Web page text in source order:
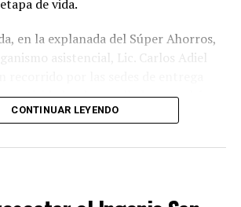
de vida.
en la explanada del Súper Ahorros,
asistencial, Lic. Carlos Adiel
actividades desarrolladas por el área
reconociendo el compromiso y la
para fortalecer la alimentación
familias.
CONTINUAR LEYENDO